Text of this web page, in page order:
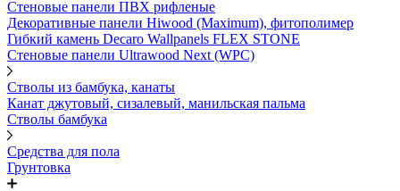
Стеновые панели ПВХ рифленые
Декоративные панели Hiwood (Maximum), фитополимер
Гибкий камень Decaro Wallpanels FLEX STONE
Стеновые панели Ultrawood Next (WPC)
Стволы из бамбука, канаты
Канат джутовый, сизалевый, манильская пальма
Стволы бамбука
Средства для пола
Грунтовка